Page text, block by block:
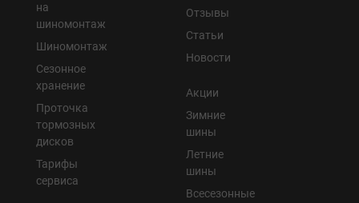
на
шиномонтаж
Шиномонтаж
Сезонное
хранение
Проточка
тормозных
дисков
Тарифы
сервиса
Отзывы
Статьи
Новости
Акции
Зимние
шины
Летние
шины
Всесезонные